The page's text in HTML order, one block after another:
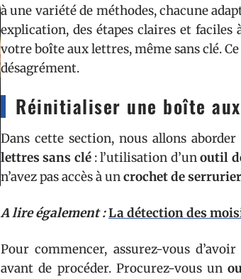
à une variété de méthodes, chacune
explication, des étapes claires et
votre boîte aux lettres, même sans clé.
désagrément.
Réinitialiser une boîte
Dans cette section, nous allons
lettres sans clé: l’utilisation d’unoutil
n’avez pas accès à uncrochet de serrurier
A lire également :La détection des
Pour commencer, assurez-vous d’avoir
avant de procéder. Procurez-vous un